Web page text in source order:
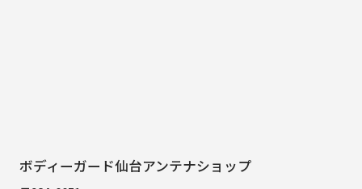
ボディーガード仙台アンテナショップ